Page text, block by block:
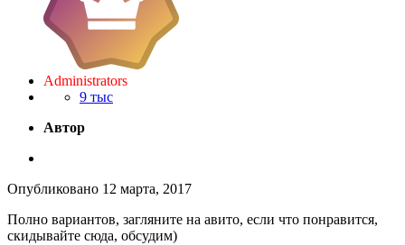
Administrators
9 тыс
Автор
Опубликовано 12 марта, 2017
Полно вариантов, загляните на авито, если что понравится,
скидывайте сюда, обсудим)